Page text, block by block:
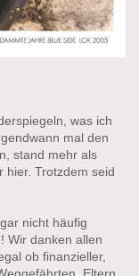
was ich
mal den
stand mehr als
hier. Trotzdem seid
nicht häufig
Wir danken allen
ob finanzieller,